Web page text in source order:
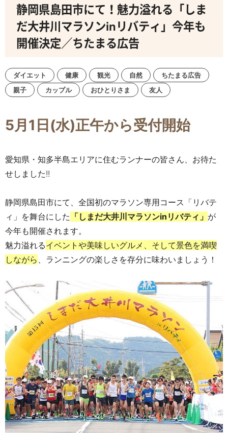
静岡県島田市にて！魅力溢れる「しま
だ大井川マラソンinリバティ」今年も
開催決定／ちたまる広告
ダイエット 健康 観光 自然
ちたまる広告
親子
カップル おひとりさま 友人
5月1日(水)正午から受付開始
愛知県・知多半島エリアに住むランナーの皆さん、お待た
せしました!!
静岡県島田市にて、全国初のマラソン専用コース「リバテ
ィ」を舞台にした 「しまだ大井川マラソンinリバティ」 が
今年も開催されます。
魅力溢れるイベントや美味しいグルメ、そして景色を満喫
しながら 、ランニングの楽しさを存分に味わいましょう！